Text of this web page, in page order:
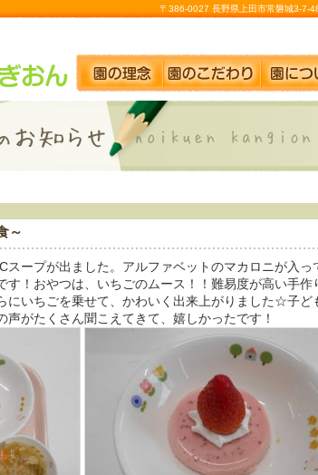
〒386-0027 長野県上田市常磐城3-7-
～
スープが出ました。アルファベットのマカロニが入っ
す！おやつは、いちごのムース！！難易度が高い手作
にいちごを乗せて、かわいく出来上がりました☆子ど
がたくさん聞こえてきて、嬉しかったです！